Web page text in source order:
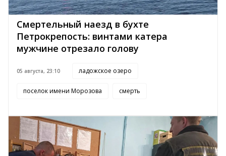
Смертельный наезд в бухте
Петрокрепость: винтами катера
мужчине отрезало голову
05 августа, 23:10 ладожское озеро
поселок имени Морозова смерть